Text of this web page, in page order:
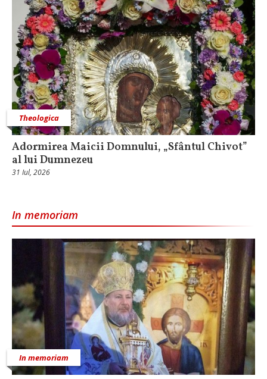
Theologica
Adormirea Maicii Domnului, „Sfântul Chivot”
al lui Dumnezeu
31 Iul, 2026
In memoriam
In memoriam